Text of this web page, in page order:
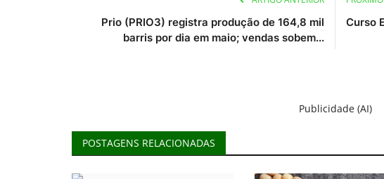
Prio (PRIO3) registra produção de 164,8 mil
barris por dia em maio; vendas sobem...
Curso
Publicidade (AI)
POSTAGENS RELACIONADAS